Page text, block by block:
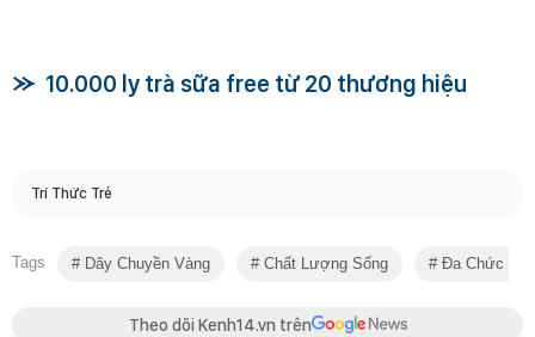
10.000 ly trà sữa free từ 20 thương hiệu
Trí Thức Trẻ
Tags Dây Chuyền Vàng Chất Lượng Sống Đa Chức
Theo dõi Kenh14.vn trên